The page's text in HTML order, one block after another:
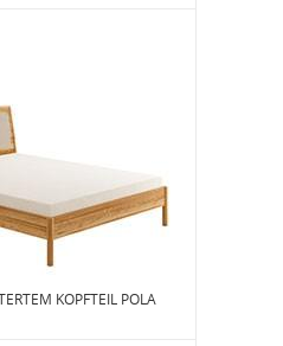
KOPFTEIL POLA